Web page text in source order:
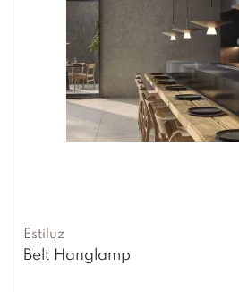
Estiluz
Belt Hanglamp